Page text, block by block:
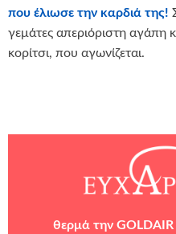
που έλιωσε την καρδιά της!
γεμάτες απεριόριστη αγάπη
κορίτσι, που αγωνίζεται.
θερμά την